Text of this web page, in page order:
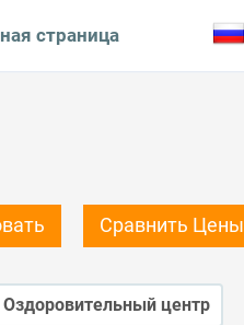
страница
Сравнить Цены
центр